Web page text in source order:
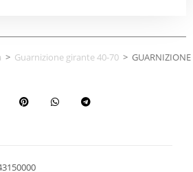
> Guarnizione girante 40-70 >